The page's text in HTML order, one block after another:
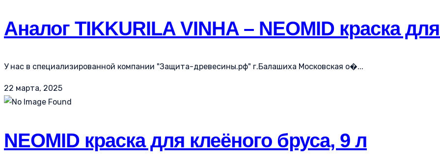
Аналог TIKKURILA VINHA – NEOMID краска
У нас в специализированной компании "Защита-древесины.рф" г.Балашиха Московская о�...
22 марта, 2025
NEOMID краска для клеёного бруса, 9 л